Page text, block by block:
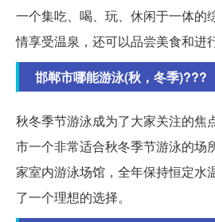
一个集吃、喝、玩、休闲于一体的
情享受温泉，还可以品尝美食和进
邯郸市哪能游泳(秋，冬季)???
秋冬季节游泳成为了大家关注的焦
市一个非常适合秋冬季节游泳的场
家室内游泳场馆，全年保持恒定水
了一个理想的选择。